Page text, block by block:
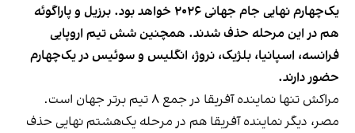
یک‌چهارم نهایی جام جهانی ۲۰۲۶ خواهد بود. برزیل و پاراگوئه
هم در این مرحله حذف شدند. همچنین شش تیم اروپایی
فرانسه، اسپانیا، بلژیک، نروژ، انگلیس و سوئیس در یک‌چهارم
حضور دارند.
مراکش تنها نماینده آفریقا در جمع ۸ تیم برتر جهان است.
مصر، دیگر نماینده آفریقا هم در مرحله یک‌هشتم نهایی حذف